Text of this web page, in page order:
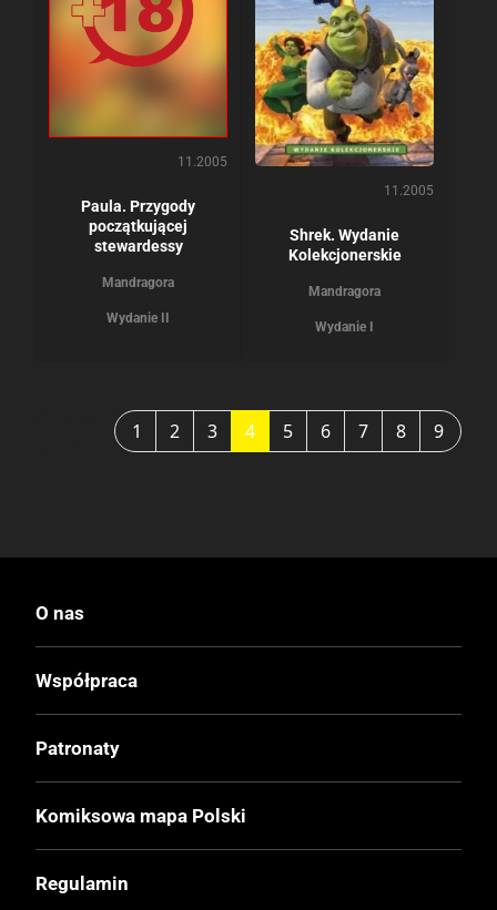
11.2005
Paula. Przygody
początkującej
stewardessy
Mandragora
Wydanie II
11.2005
Shrek. Wydanie
Kolekcjonerskie
Mandragora
Wydanie I
1 2 3 4 5 6 7 8 9
O nas
Współpraca
Patronaty
Komiksowa mapa Polski
Regulamin